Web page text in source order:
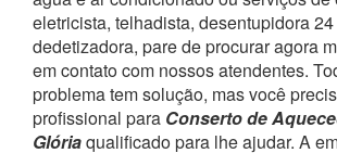
eletricista, telhadista, desentupidora
dedetizadora, pare de procurar agora
em contato com nossos atendentes.
problema tem solução, mas você
profissional para Conserto de
Glóriaqualificado para lhe ajudar. A